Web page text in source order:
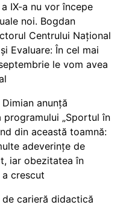
IX-a nu vor începe
noi. Bogdan
Centrului Național
Evaluare: În cel mai
le vom avea
anunță
programului „Sportul în
din această toamnă:
adeverințe de
iar obezitatea în
crescut
de carieră didactică